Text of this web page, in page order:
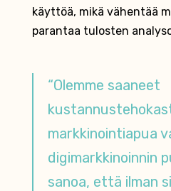
käyttöä, mikä vähentää
parantaa tulosten
“Olemme saaneet
markkinointiapua
digimarkkinoinnin
sanoa, että ilman